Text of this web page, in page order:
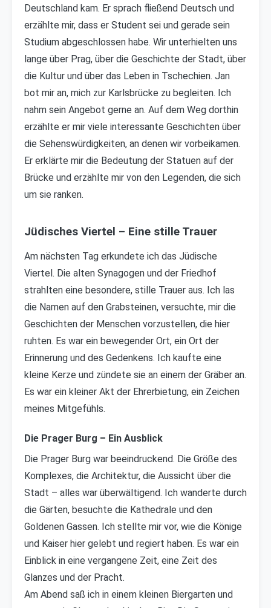
Deutschland kam. Er sprach fließend Deutsch und
erzählte mir, dass er Student sei und gerade sein
Studium abgeschlossen habe. Wir unterhielten uns
lange über Prag, über die Geschichte der Stadt, über
die Kultur und über das Leben in Tschechien. Jan
bot mir an, mich zur Karlsbrücke zu begleiten. Ich
nahm sein Angebot gerne an. Auf dem Weg dorthin
erzählte er mir viele interessante Geschichten über
die Sehenswürdigkeiten, an denen wir vorbeikamen.
Er erklärte mir die Bedeutung der Statuen auf der
Brücke und erzählte mir von den Legenden, die sich
um sie ranken.
Jüdisches Viertel – Eine stille Trauer
Am nächsten Tag erkundete ich das Jüdische
Viertel. Die alten Synagogen und der Friedhof
strahlten eine besondere, stille Trauer aus. Ich las
die Namen auf den Grabsteinen, versuchte, mir die
Geschichten der Menschen vorzustellen, die hier
ruhten. Es war ein bewegender Ort, ein Ort der
Erinnerung und des Gedenkens. Ich kaufte eine
kleine Kerze und zündete sie an einem der Gräber an.
Es war ein kleiner Akt der Ehrerbietung, ein Zeichen
meines Mitgefühls.
Die Prager Burg – Ein Ausblick
Die Prager Burg war beeindruckend. Die Größe des
Komplexes, die Architektur, die Aussicht über die
Stadt – alles war überwältigend. Ich wanderte durch
die Gärten, besuchte die Kathedrale und den
Goldenen Gassen. Ich stellte mir vor, wie die Könige
und Kaiser hier gelebt und regiert haben. Es war ein
Einblick in eine vergangene Zeit, eine Zeit des
Glanzes und der Pracht.
Am Abend saß ich in einem kleinen Biergarten und